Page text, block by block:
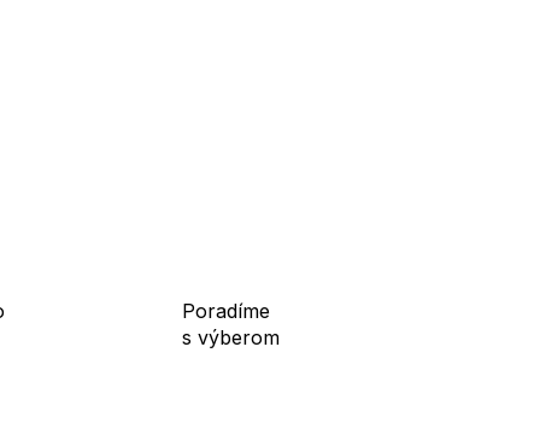
Poradíme
s výberom